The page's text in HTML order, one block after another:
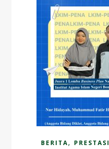
BERITA, PRESTASI